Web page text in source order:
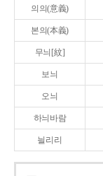
의의(意義)
본의(本義)
무늬[紋]
보늬
오늬
하늬바람
늴리리